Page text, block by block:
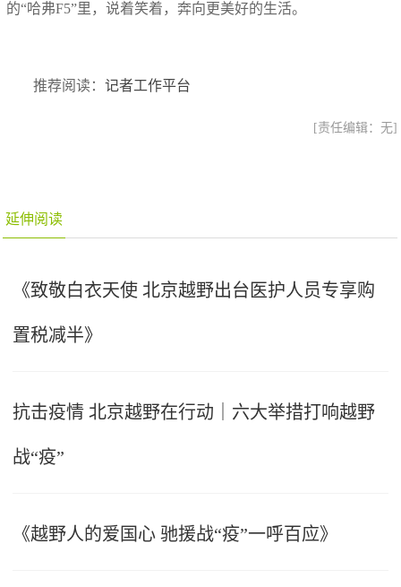
的“哈弗F5”里，说着笑着，奔向更美好的生活。
推荐阅读：记者工作平台
[责任编辑：无]
延伸阅读
《致敬白衣天使 北京越野出台医护人员专享购
置税减半》
抗击疫情 北京越野在行动｜六大举措打响越野
战“疫”
《越野人的爱国心 驰援战“疫”一呼百应》